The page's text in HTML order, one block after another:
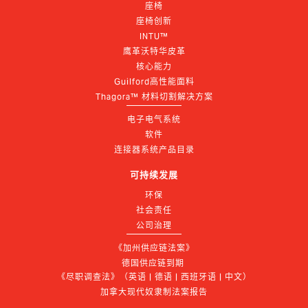
座椅
座椅创新
INTU™
鹰革沃特华皮革
核心能力
Guilford高性能面料
Thagora™ 材料切割解决方案
电子电气系统
软件
连接器系统产品目录
可持续发展
环保
社会责任
公司治理
《加州供应链法案》
德国供应链到期
《尽职调查法》（英语 | 德语 | 西班牙语 | 中文）
加拿大现代奴隶制法案报告